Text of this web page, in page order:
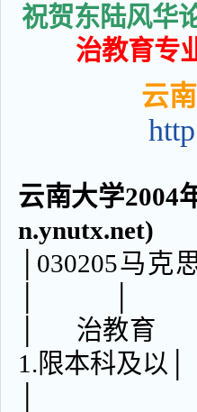
祝贺东陆风华
治教育专
云
云南大学2004
n.ynutx.net)
│030205
│ 治教育
1.限本科及以│
│ │ │济